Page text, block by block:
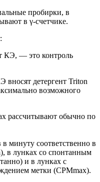
пробирки, в
в γ-счетчике.
КЭ, — это контроль
детергент Triton
возможного
рассчитывают обычно по
минуту соответственно в
в лунках со спонтанным
и в лунках с
метки (CPMmax).